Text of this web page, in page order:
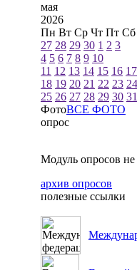
мая
2026
Пн Вт Ср Чт Пт Сб
27 28 29 30 1 2 3
4 5 6 7 8 9 10
11 12 13 14 15 16 17
18 19 20 21 22 23 24
25 26 27 28 29 30 31
ФотоВСЕ ФОТО
опрос
Модуль опросов не
архив опросов
полезные ссылки